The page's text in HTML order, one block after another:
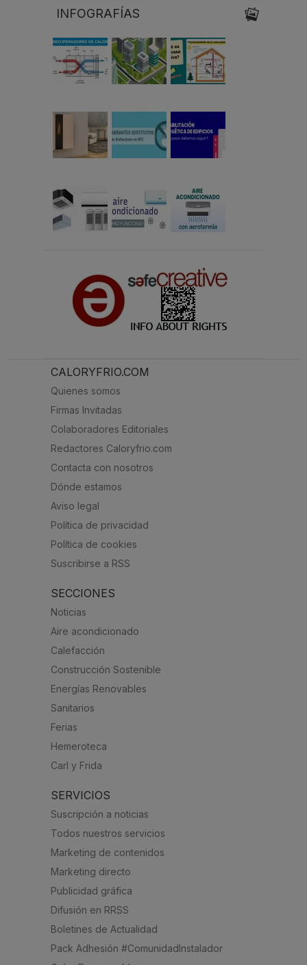
INFOGRAFÍAS
CALORYFRIO.COM
Quienes somos
Firmas Invitadas
Colaboradores Editoriales
Redactores Caloryfrio.com
Contacta con nosotros
Dónde estamos
Aviso legal
Política de privacidad
Política de cookies
Suscribirse a RSS
SECCIONES
Noticias
Aire acondicionado
Calefacción
Construcción Sostenible
Energías Renovables
Sanitarios
Ferias
Hemeroteca
Carl y Frida
SERVICIOS
Suscripción a noticias
Todos nuestros servicios
Marketing de contenidos
Marketing directo
Publicidad gráfica
Difusión en RRSS
Boletines de Actualidad
Pack Adhesión #ComunidadInstalador